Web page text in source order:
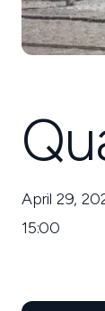
April 29,
15:00